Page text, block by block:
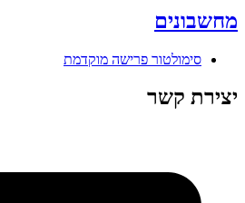
מחשבונים
סימולטור פרישה מוקדמת
יצירת קשר